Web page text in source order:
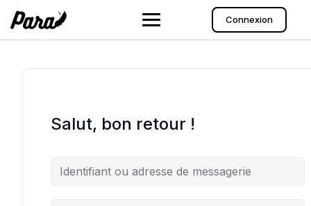
contenu
Connexion
Salut, bon retour !